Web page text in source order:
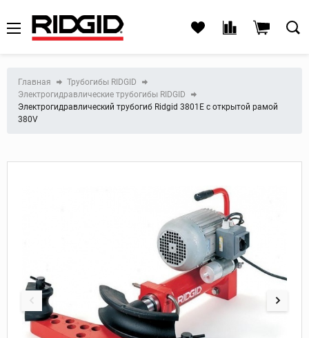
Главная
Трубогибы RIDGID
Электрогидравлические трубогибы RIDGID
Электрогидравлический трубогиб Ridgid 3801E с открытой рамой
380V